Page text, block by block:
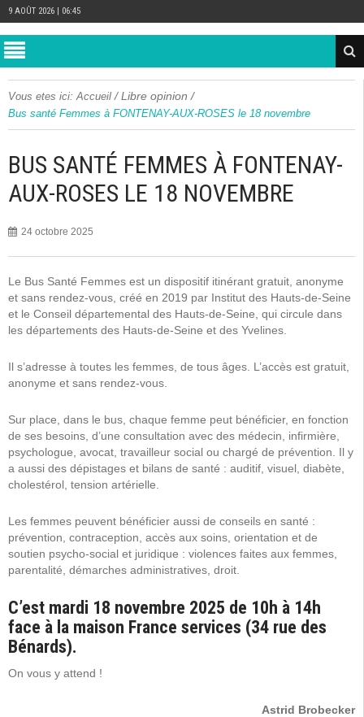
9 AOÛT 2026 | 06:45
Vous etes ici: Accueil /Libre opinion /
Bus santé Femmes à FONTENAY-AUX-ROSES le 18 novembre
BUS SANTÉ FEMMES À FONTENAY-
AUX-ROSES LE 18 NOVEMBRE
24 octobre 2025
Le Bus Santé Femmes est un dispositif itinérant gratuit, anonyme
et sans rendez-vous, créé en 2019 par Institut des Hauts‑de‑Seine
et le Conseil départemental des Hauts‑de‑Seine, qui circule dans
les départements des Hauts-de-Seine et des Yvelines.
Il s’adresse à toutes les femmes, de tous âges. L’accès est gratuit,
anonyme et sans rendez-vous.
Sur place, dans le bus, chaque femme peut bénéficier, en fonction
de ses besoins, d’une consultation avec des médecin, infirmière,
psychologue, avocat, travailleur social ou chargé de prévention. Il y
a aussi des dépistages et bilans de santé : auditif, visuel, diabète,
cholestérol, tension artérielle.
Les femmes peuvent bénéficier aussi de conseils en santé :
prévention, contraception, accès aux soins, orientation et de
soutien psycho-social et juridique : violences faites aux femmes,
parentalité, démarches administratives, droit.
C’est mardi 18 novembre 2025 de 10h à 14h
face à la maison France services (34 rue des
Bénards).
On vous y attend !
Astrid Brobecker